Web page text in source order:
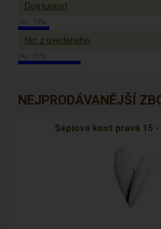
Dostunost
(2x - 13%)
Nic z uvedeného
(4x - 25%)
NEJPRODÁVANĚJŠÍ
Sépiová kost pravá 15